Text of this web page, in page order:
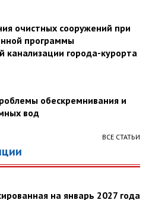
очистных сооружений при
программы
канализации города-курорта
обескремнивания и
вод
ВСЕ СТАТЬИ
на январь 2027 года